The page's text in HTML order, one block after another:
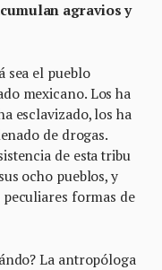
agravios y
sea el pueblo
mexicano. Los ha
esclavizado, los ha
de drogas.
de esta tribu
ocho pueblos, y
formas de
La antropóloga